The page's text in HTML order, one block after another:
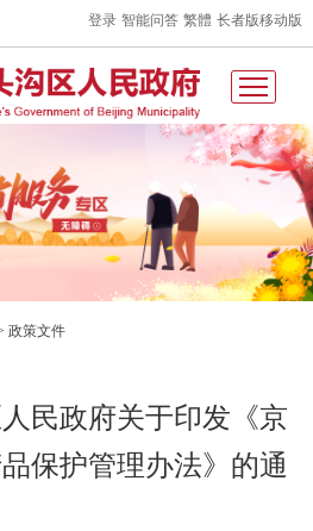
登录 智能问答 繁體 长者版移动版
政策文件
民政府关于印发《京
保护管理办法》的通